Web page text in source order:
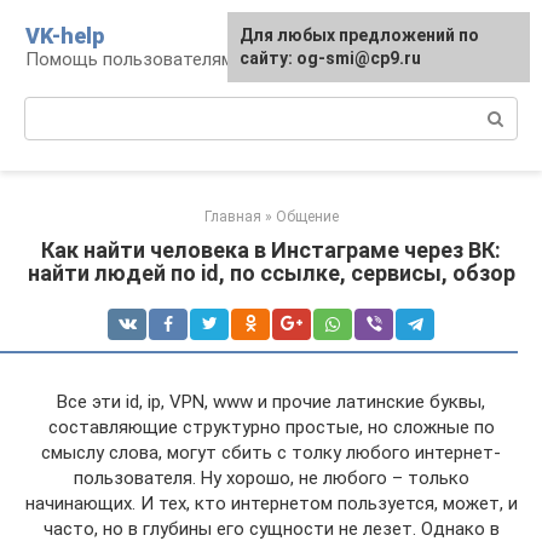
контенту
VK-help
Помощь пользователям соцсети ВКонтакте
Главная » Общение
Как найти человека в Инстаграме через ВК:
найти людей по id, по ссылке, сервисы, обзор
Все эти id, ip, VPN, www и прочие латинские буквы,
составляющие структурно простые, но сложные по
смыслу слова, могут сбить с толку любого интернет-
пользователя. Ну хорошо, не любого – только
начинающих. И тех, кто интернетом пользуется, может, и
часто, но в глубины его сущности не лезет. Однако в
Для любых предложений по
сайту: og-smi@cp9.ru